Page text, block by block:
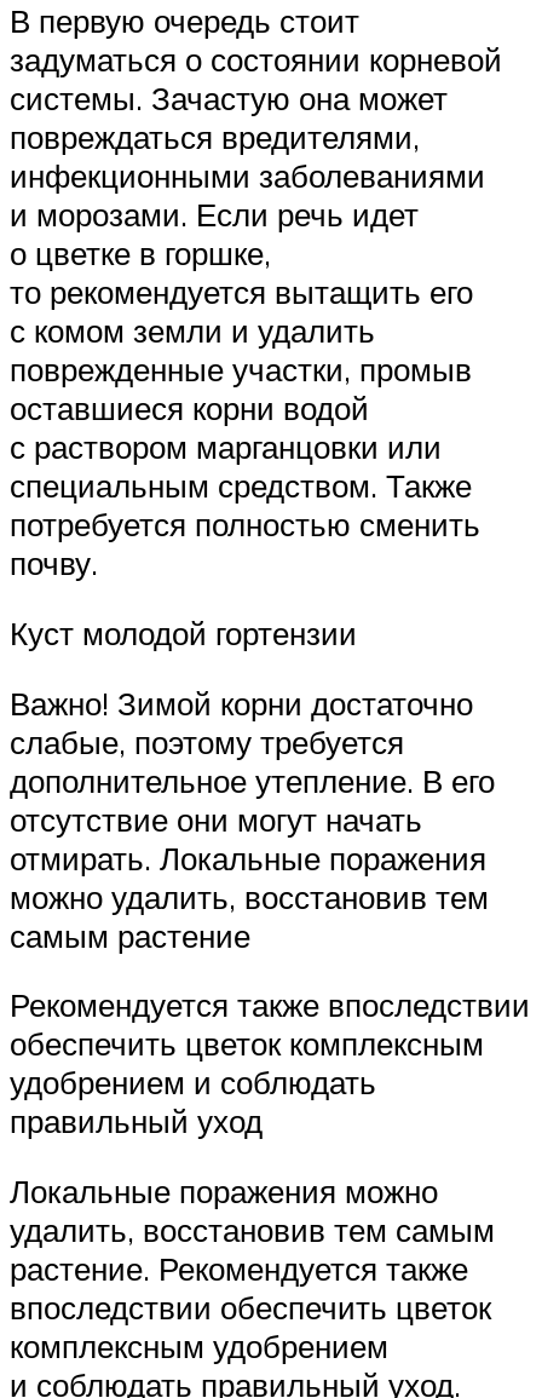
В первую очередь стоит
задуматься о состоянии корневой
системы. Зачастую она может
повреждаться вредителями,
инфекционными заболеваниями
и морозами. Если речь идет
о цветке в горшке,
то рекомендуется вытащить его
с комом земли и удалить
поврежденные участки, промыв
оставшиеся корни водой
с раствором марганцовки или
специальным средством. Также
потребуется полностью сменить
почву.
Куст молодой гортензии
Важно! Зимой корни достаточно
слабые, поэтому требуется
дополнительное утепление. В его
отсутствие они могут начать
отмирать. Локальные поражения
можно удалить, восстановив тем
самым растение
Рекомендуется также впоследствии
обеспечить цветок комплексным
удобрением и соблюдать
правильный уход
Локальные поражения можно
удалить, восстановив тем самым
растение. Рекомендуется также
впоследствии обеспечить цветок
комплексным удобрением
и соблюдать правильный уход.